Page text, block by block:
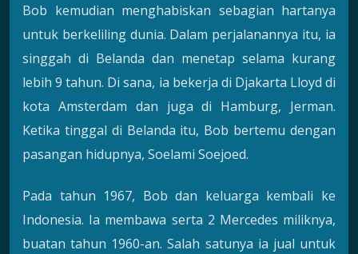
Bob kemudian menghabiskan sebagian hartanya
untuk berkeliling dunia. Dalam perjalanannya itu, ia
singgah di Belanda dan menetap selama kurang
lebih 9 tahun. Di sana, ia bekerja di Djakarta Lloyd di
kota Amsterdam dan juga di Hamburg, Jerman.
Ketika tinggal di Belanda itu, Bob bertemu dengan
pasangan hidupnya, Soelami Soejoed.
Pada tahun 1967, Bob dan keluarga kembali ke
Indonesia. Ia membawa serta 2 Mercedes miliknya,
buatan tahun 1960-an. Salah satunya ia jual untuk